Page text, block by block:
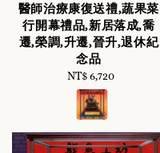
醫師治療康復送禮,蔬果菜
行開幕禮品,新居落成,喬
遷,榮調,升遷,晉升,退休紀
念品
Regular
price
NT$ 6,720